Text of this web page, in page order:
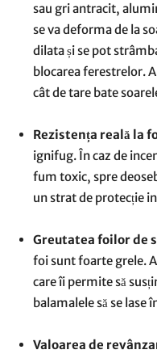
sau gri antracit,
se va deforma de la
dilata și se pot
blocarea ferestrelor.
cât de tare bate
Rezistența reală la
ignifug. În caz de
fum toxic, spre
un strat de protecție
Greutatea foilor de
foi sunt foarte grele.
care îi permite să
balamalele să se lase
Valoarea de